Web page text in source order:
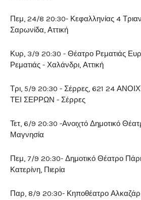
Πεμ, 24/8 20:30- Κεφαλληνίας 4
Σαρωνίδα, Αττική
Κυρ, 3/9 20:30 - Θέατρο Ρεματιάς
Ρεματιάς - Χαλάνδρι, Αττική
Τρι, 5/9 20:30 - Σέρρες, 621 24
ΤΕΙ ΣΕΡΡΩΝ - Σέρρες
Τετ, 6/9 20:30 -Ανοιχτό Δημοτικό
Μαγνησία
Πεμ, 7/9 20:30- Δημοτικό Θέατρο
Κατερίνη, Πιερία
Παρ, 8/9 20:30- Κηποθέατρο